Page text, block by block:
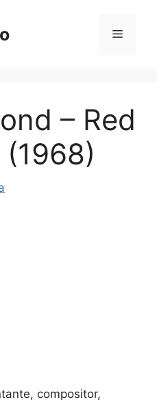
Menú
– Red
compositor,